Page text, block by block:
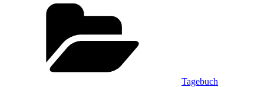
Tagebuch